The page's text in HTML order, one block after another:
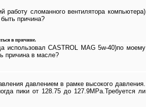
сломанного вентилятора компьютера)
причина?
в причине.
использовал CASTROL MAG 5w-40)по моему
причина в масле?
давлением в рамке высокого давления.
пики от 128.75 до 127.9МРа.Требуется ли